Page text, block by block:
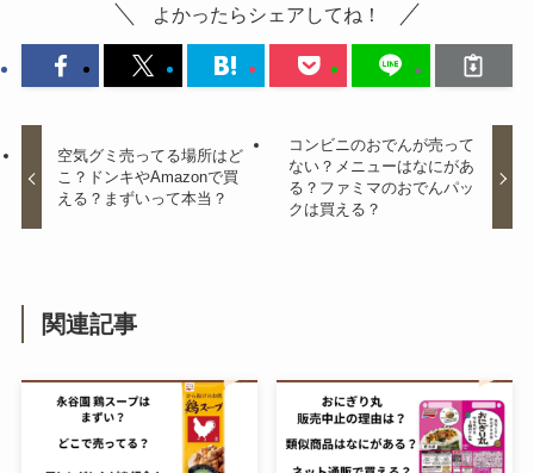
一蘭 カップ麺はコンビニで売って
グリコアーモンドチョコレート 生
い理由は？
よかったらシェアしてね！
空気グミ売ってる場所はど
こ？ドンキやAmazonで買
える？まずいって本当？
コンビニのおでんが売って
ない？メニューはなにがあ
る？ファミマのおでんパッ
クは買える？
関連記事